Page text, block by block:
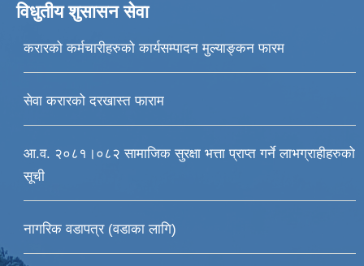
विधुतीय शुसासन सेवा
करारको कर्मचारीहरुको कार्यसम्पादन मुल्याङ्कन फारम
सेवा करारको दरखास्त फाराम
आ.व. २०८१।०८२ सामाजिक सुरक्षा भत्ता प्राप्त गर्ने लाभग्राहीहरुको
सूची
नागरिक वडापत्र (वडाका लागि)